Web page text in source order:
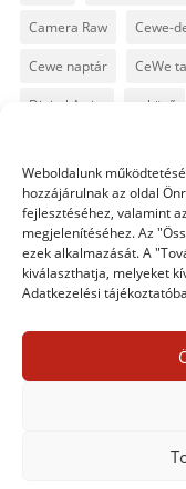
Weboldalunk
hozzájárulnak az oldal
fejlesztéséhez, valamint
megjelenítéséhez. Az
ezek alkalmazását. A
kiválaszthatja, melyeket
Adatkezelési
Camera Raw Cewe-
Cewe naptár CeWe
Digital Artist esküvő
Levin Lightroom
Photoshop
Photoshop tippek
PS pluginok
videó vintage